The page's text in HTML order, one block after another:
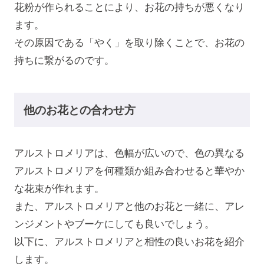
花粉が作られることにより、お花の持ちが悪くなり
ます。
その原因である「やく」を取り除くことで、お花の
持ちに繋がるのです。
他のお花との合わせ方
アルストロメリアは、色幅が広いので、色の異なる
アルストロメリアを何種類か組み合わせると華やか
な花束が作れます。
また、アルストロメリアと他のお花と一緒に、アレ
ンジメントやブーケにしても良いでしょう。
以下に、アルストロメリアと相性の良いお花を紹介
します。